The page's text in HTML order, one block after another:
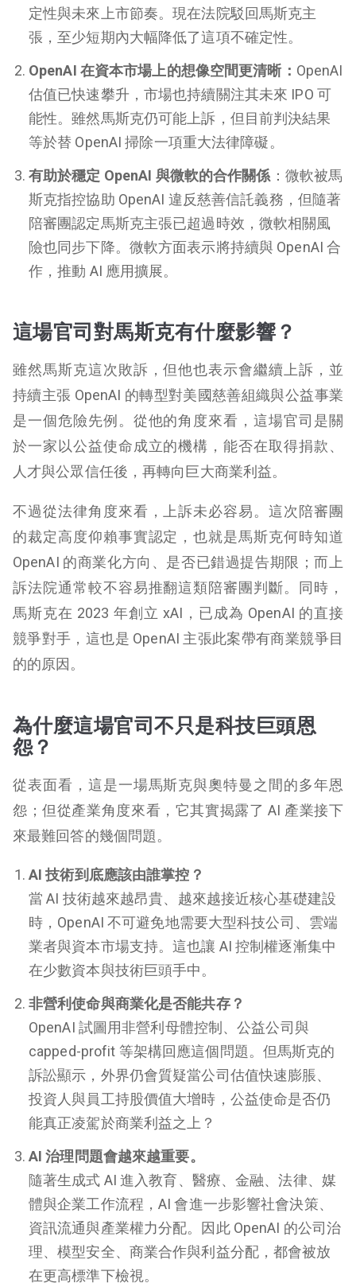
定性與未來上市節奏。現在法院駁回馬斯克主
張，至少短期內大幅降低了這項不確定性。
OpenAI 在資本市場上的想像空間更清晰： OpenAI
估值已快速攀升，市場也持續關注其未來 IPO 可
能性。雖然馬斯克仍可能上訴，但目前判決結果
等於替 OpenAI 掃除一項重大法律障礙。
有助於穩定 OpenAI 與微軟的合作關係 ：微軟被馬
斯克指控協助 OpenAI 違反慈善信託義務，但隨著
陪審團認定馬斯克主張已超過時效，微軟相關風
險也同步下降。微軟方面表示將持續與 OpenAI 合
作，推動 AI 應用擴展。
這場官司對馬斯克有什麼影響？
雖然馬斯克這次敗訴，但他也表示會繼續上訴，並
持續主張 OpenAI 的轉型對美國慈善組織與公益事業
是一個危險先例。從他的角度來看，這場官司是關
於一家以公益使命成立的機構，能否在取得捐款、
人才與公眾信任後，再轉向巨大商業利益。
不過從法律角度來看，上訴未必容易。這次陪審團
的裁定高度仰賴事實認定，也就是馬斯克何時知道
OpenAI 的商業化方向、是否已錯過提告期限；而上
訴法院通常較不容易推翻這類陪審團判斷。同時，
馬斯克在 2023 年創立 xAI，已成為 OpenAI 的直接
競爭對手，這也是 OpenAI 主張此案帶有商業競爭目
的的原因。
為什麼這場官司不只是科技巨頭恩
怨？
從表面看，這是一場馬斯克與奧特曼之間的多年恩
怨；但從產業角度來看，它其實揭露了 AI 產業接下
來最難回答的幾個問題。
AI 技術到底應該由誰掌控？
當 AI 技術越來越昂貴、越來越接近核心基礎建設
時，OpenAI 不可避免地需要大型科技公司、雲端
業者與資本市場支持。這也讓 AI 控制權逐漸集中
在少數資本與技術巨頭手中。
非營利使命與商業化是否能共存？
OpenAI 試圖用非營利母體控制、公益公司與
capped-profit 等架構回應這個問題。但馬斯克的
訴訟顯示，外界仍會質疑當公司估值快速膨脹、
投資人與員工持股價值大增時，公益使命是否仍
能真正凌駕於商業利益之上？
AI 治理問題會越來越重要。
隨著生成式 AI 進入教育、醫療、金融、法律、媒
體與企業工作流程，AI 會進一步影響社會決策、
資訊流通與產業權力分配。因此 OpenAI 的公司治
理、模型安全、商業合作與利益分配，都會被放
在更高標準下檢視。